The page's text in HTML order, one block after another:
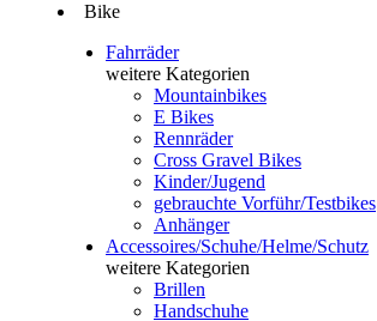
Bike
Fahrräder
weitere Kategorien
Mountainbikes
E Bikes
Rennräder
Cross Gravel Bikes
Kinder/Jugend
gebrauchte Vorführ/Testbikes
Anhänger
Accessoires/Schuhe/Helme/Schutz
weitere Kategorien
Brillen
Handschuhe